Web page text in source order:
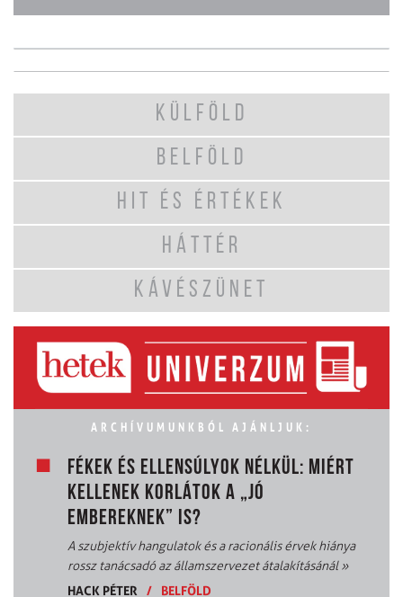
KÜLFÖLD
BELFÖLD
HIT ÉS ÉRTÉKEK
HÁTTÉR
KÁVÉSZÜNET
ARCHÍVUMUNKBÓL AJÁNLJUK:
FÉKEK ÉS ELLENSÚLYOK NÉLKÜL: MIÉRT
KELLENEK KORLÁTOK A „JÓ
EMBEREKNEK” IS?
A szubjektív hangulatok és a racionális érvek hiánya
rossz tanácsadó az államszervezet átalakításánál»
HACK PÉTER
/ BELFÖLD